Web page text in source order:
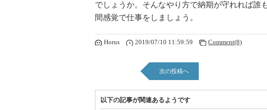
でしょうか。そんなやり方で納期が守れれば誰
間感覚で仕事をしましょう。
Horus 2019/07/10 11:59:59 Comment(8)
次の投稿へ
以下の記事が関連あるようです